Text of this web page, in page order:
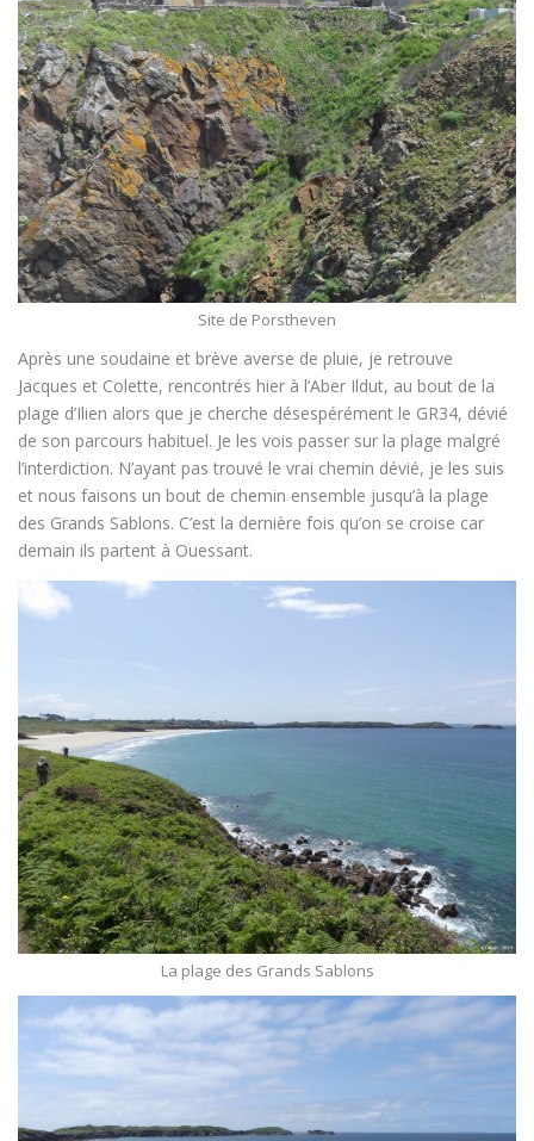
Site de Porstheven
Après une soudaine et brève averse de pluie, je retrouve
Jacques et Colette, rencontrés hier à l’Aber Ildut, au bout de la
plage d’Ilien alors que je cherche désespérément le GR34, dévié
de son parcours habituel. Je les vois passer sur la plage malgré
l’interdiction. N’ayant pas trouvé le vrai chemin dévié, je les suis
et nous faisons un bout de chemin ensemble jusqu’à la plage
des Grands Sablons. C’est la dernière fois qu’on se croise car
demain ils partent à Ouessant.
La plage des Grands Sablons